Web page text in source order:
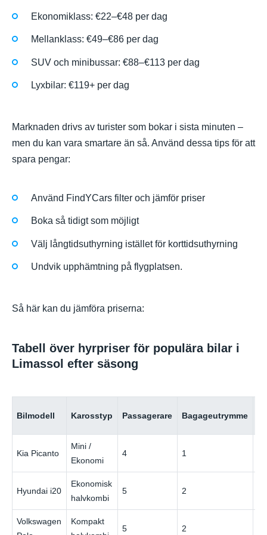
Ekonomiklass: €22–€48 per dag
Mellanklass: €49–€86 per dag
SUV och minibussar: €88–€113 per dag
Lyxbilar: €119+ per dag
Marknaden drivs av turister som bokar i sista minuten –
men du kan vara smartare än så. Använd dessa tips för att
spara pengar:
Använd FindYCars filter och jämför priser
Boka så tidigt som möjligt
Välj långtidsuthyrning istället för korttidsuthyrning
Undvik upphämtning på flygplatsen.
Så här kan du jämföra priserna:
Tabell över hyrpriser för populära bilar i
Limassol efter säsong
Bilmodell Karosstyp Passagerare Bagageutrymme
Kia Picanto
Mini /
Ekonomi
4 1
Hyundai i20
Ekonomisk
halvkombi
5 2
Volkswagen
Kompakt
5 2